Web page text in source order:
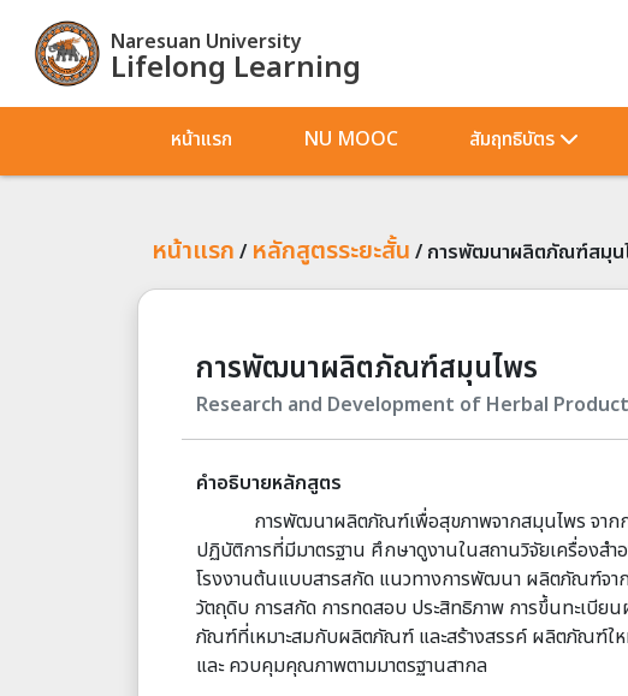
Naresuan University
Lifelong Learning
หน้าแรก NU MOOC สัมฤทธิบัตร
หน้าแรก / หลักสูตรระยะสั้น / การพัฒนาผลิตภัณฑ์สมุน
การพัฒนาผลิตภัณฑ์สมุนไพร
Research and Development of Herbal
คำอธิบายหลักสูตร
การพัฒนาผลิตภัณฑ์เพื่อสุขภาพจากสมุนไพร จาก
ปฏิบัติการที่มีมาตรฐาน ศึกษาดูงานในสถานวิจัยเครื่องสํ
โรงงานต้นแบบสารสกัด แนวทางการพัฒนา ผลิตภัณฑ์จา
วัตถุดิบ การสกัด การทดสอบ ประสิทธิภาพ การขึ้นทะเบี
ภัณฑ์ที่เหมาะสมกับผลิตภัณฑ์ และสร้างสรรค์ ผลิตภัณฑ์ใ
และ ควบคุมคุณภาพตามมาตรฐานสากล